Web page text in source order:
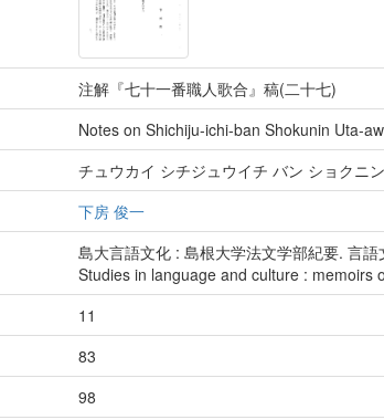
注解『七十一番職人歌合』稿(二十七)
Notes on Shichiju-ichi-ban Shokunin Uta-
チュウカイ シチジュウイチ バン ショクニ
下房 俊一
島大言語文化 : 島根大学法文学部紀要. 言語
Studies in language and culture : memoirs
11
83
98